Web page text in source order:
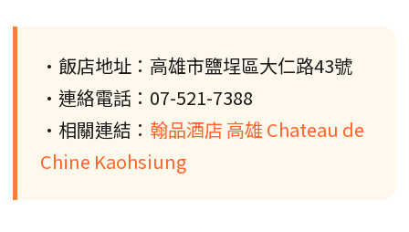
•飯店地址：高雄市鹽埕區大仁路43號
•連絡電話：07-521-7388
•相關連結： 翰品酒店 高雄 Chateau de
Chine Kaohsiung